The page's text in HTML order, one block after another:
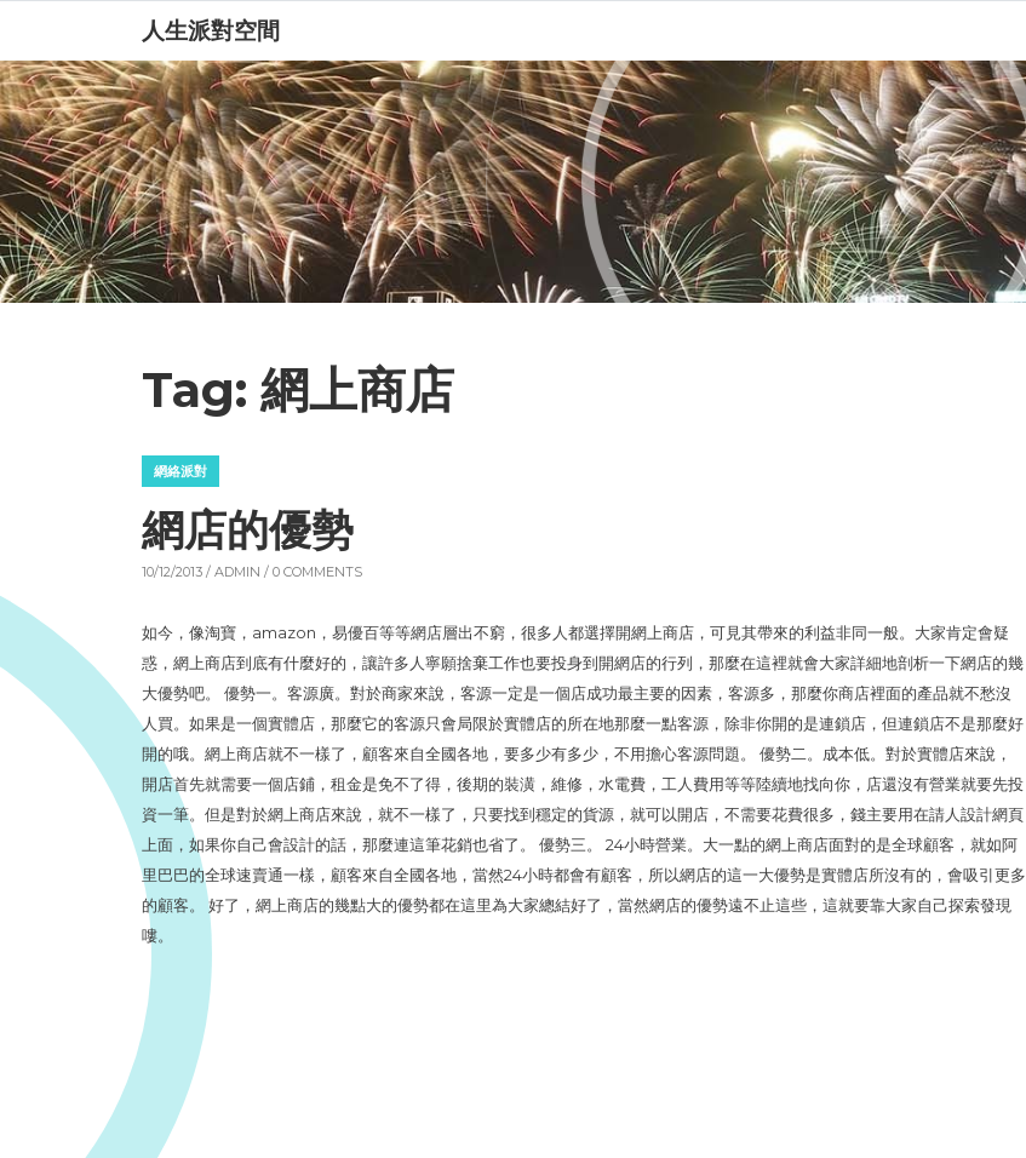
人生派對空間
Tag: 網上商店
網絡派對
網店的優勢
10/12/2013 / ADMIN / 0 COMMENTS
如今，像淘寶，amazon，易優百等等網店層出不窮，很多人都選擇開網上商店，可見其帶來的利益非同一般。大家肯定會疑
惑，網上商店到底有什麼好的，讓許多人寧願捨棄工作也要投身到開網店的行列，那麼在這裡就會大家詳細地剖析一下網店的幾
大優勢吧。 優勢一。客源廣。對於商家來說，客源一定是一個店成功最主要的因素，客源多，那麼你商店裡面的產品就不愁沒
人買。如果是一個實體店，那麼它的客源只會局限於實體店的所在地那麼一點客源，除非你開的是連鎖店，但連鎖店不是那麼好
開的哦。網上商店就不一樣了，顧客來自全國各地，要多少有多少，不用擔心客源問題。 優勢二。成本低。對於實體店來說，
開店首先就需要一個店鋪，租金是免不了得，後期的裝潢，維修，水電費，工人費用等等陸續地找向你，店還沒有營業就要先投
資一筆。但是對於網上商店來說，就不一樣了，只要找到穩定的貨源，就可以開店，不需要花費很多，錢主要用在請人設計網頁
上面，如果你自己會設計的話，那麼連這筆花銷也省了。 優勢三。 24小時營業。大一點的網上商店面對的是全球顧客，就如阿
里巴巴的全球速賣通一樣，顧客來自全國各地，當然24小時都會有顧客，所以網店的這一大優勢是實體店所沒有的，會吸引更多
的顧客。 好了，網上商店的幾點大的優勢都在這里為大家總結好了，當然網店的優勢遠不止這些，這就要靠大家自己探索發現
嘍。